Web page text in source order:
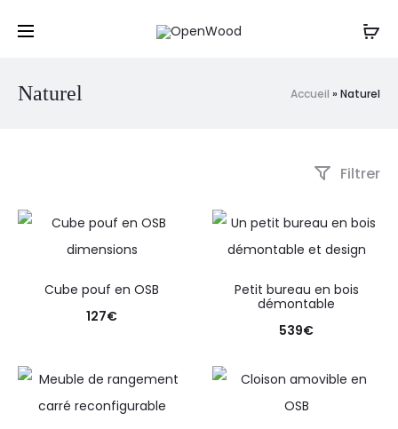
par sms ou par téléphone au : 06 61 20 12 88
Naturel Accueil » Naturel
Filtrer
Cube pouf en OSB
127€
Petit bureau en bois
démontable
539€